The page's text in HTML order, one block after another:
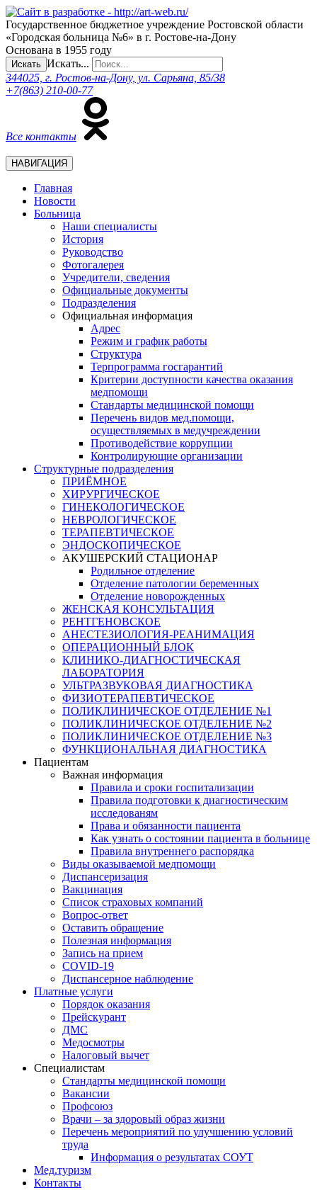
Государственное бюджетное учреждение Ростовской области
«Городская больница №6» в г. Ростове-на-Дону
Основана в 1955 году
Искать Искать...
344025, г. Ростов-на-Дону, ул. Сарьяна, 85/38
+7(863) 210-00-77
Все контакты
НАВИГАЦИЯ
Главная
Новости
Больница
Наши специалисты
История
Руководство
Фотогалерея
Учредители, сведения
Официальные документы
Подразделения
Официальная информация
Адрес
Режим и график работы
Структура
Терпрограмма госгарантий
Критерии доступности качества оказания
медпомощи
​Стандарты медицинской помощи
Перечень видов мед.помощи,
осуществляемых в медучреждении
Противодействие коррупции
Контролирующие организации
Структурные подразделения
ПРИЁМНОЕ
ХИРУРГИЧЕСКОЕ
ГИНЕКОЛОГИЧЕСКОЕ
НЕВРОЛОГИЧЕСКОЕ
ТЕРАПЕВТИЧЕСКОЕ
ЭНДОСКОПИЧЕСКОЕ
АКУШЕРСКИЙ СТАЦИОНАР
Родильное отделение
Отделение патологии беременных
Отделение новорожденных
ЖЕНСКАЯ КОНСУЛЬТАЦИЯ
РЕНТГЕНОВСКОЕ
АНЕСТЕЗИОЛОГИЯ-РЕАНИМАЦИЯ
ОПЕРАЦИОННЫЙ БЛОК
КЛИНИКО-ДИАГНОСТИЧЕСКАЯ
ЛАБОРАТОРИЯ
УЛЬТРАЗВУКОВАЯ ДИАГНОСТИКА
ФИЗИОТЕРАПЕВТИЧЕСКОЕ
ПОЛИКЛИНИЧЕСКОЕ ОТДЕЛЕНИЕ №1
ПОЛИКЛИНИЧЕСКОЕ ОТДЕЛЕНИЕ №2
ПОЛИКЛИНИЧЕСКОЕ ОТДЕЛЕНИЕ №3
ФУНКЦИОНАЛЬНАЯ ДИАГНОСТИКА
Пациентам
Важная информация
Правила и сроки госпитализации
Правила подготовки к диагностическим
исследованям
Права и обязанности пациента
Как узнать о состоянии пациента в больнице
Правила внутреннего распорядка
Виды оказываемой медпомощи
Диспансеризация
Вакцинация
Список страховых компаний
Вопрос-ответ
Оставить обращение
Полезная информация
Запись на прием
COVID-19
Диспансерное наблюдение
Платные услуги
Порядок оказания
Прейскурант
ДМС
Медосмотры
Налоговый вычет
Специалистам
Стандарты медицинской помощи
Вакансии
Профсоюз
Врачи – за здоровый образ жизни
Перечень мероприятий по улучшению условий
труда
Информация о результатах СОУТ
Мед.туризм
Контакты